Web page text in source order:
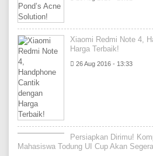
Xiaomi Redmi Note 4,
Harga Terbaik!
26 Aug 2016 - 13:33
Persiapkan Dirimu!
Mahasiswa Todung UI Cup Akan